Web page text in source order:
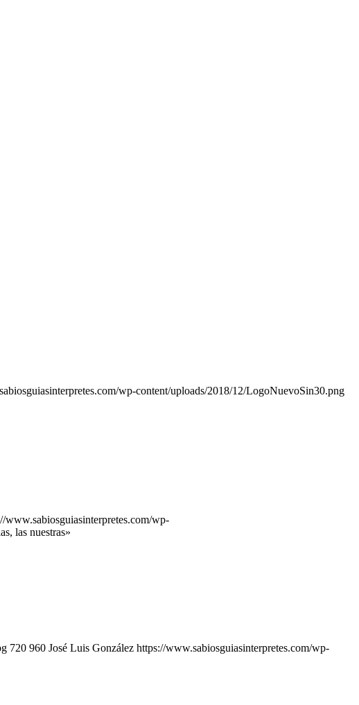
wp-content/uploads/2018/12/LogoNuevoSin30.png
www.sabiosguiasinterpretes.com/wp-
las nuestras»
720 960 José Luis González https://www.sabiosguiasinterpretes.com/wp-